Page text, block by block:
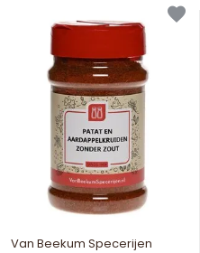
Van Beekum Specerijen